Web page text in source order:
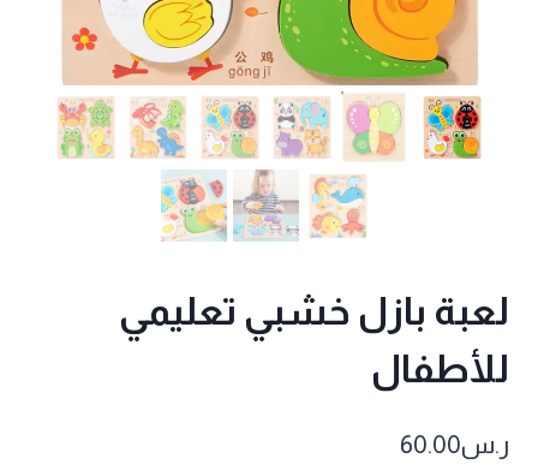
لعبة بازل خشبي تعليمي
للأطفال
ر.س60.00